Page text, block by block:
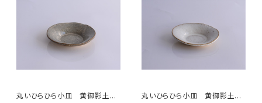
丸いひらひら小皿 黄御影土×
丸いひらひら小皿 黄御影土×